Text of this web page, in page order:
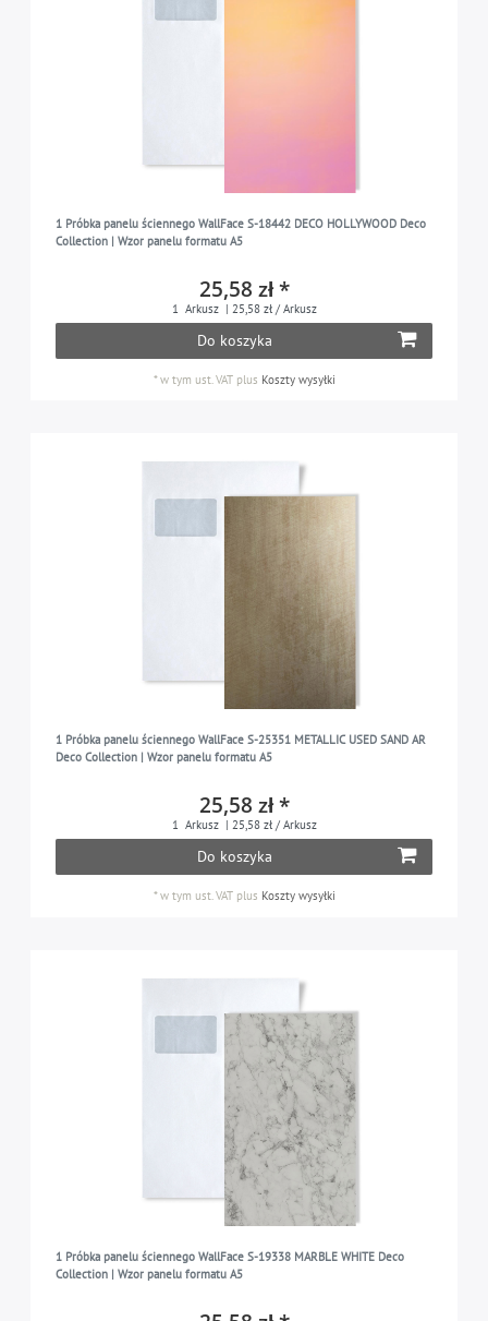
1 Próbka panelu ściennego WallFace S-18442 DECO HOLLYWOOD Deco
Collection | Wzor panelu formatu A5
25,58 zł *
1 Arkusz | 25,58 zł / Arkusz
Do koszyka
*w tym ust. VATplus Koszty wysyłki
1 Próbka panelu ściennego WallFace S-25351 METALLIC USED SAND AR
Deco Collection | Wzor panelu formatu A5
25,58 zł *
1 Arkusz | 25,58 zł / Arkusz
Do koszyka
*w tym ust. VATplus Koszty wysyłki
1 Próbka panelu ściennego WallFace S-19338 MARBLE WHITE Deco
Collection | Wzor panelu formatu A5